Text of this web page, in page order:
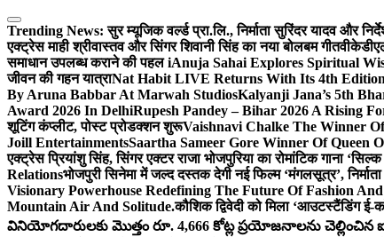
Skip
to
content
Trending News: सुर म्यूजिक वर्ल्ड प्रा.लि., निर्माता सुरिंदर यादव और
एक्ट्रेस माही श्रीवास्तव और सिंगर शिवानी सिंह का नया बोलबम गीत
समाधान उपलब्ध कराने की पहल iAnuja Sahai Explores Spiritual
जीवन की गहन यात्राNat Habit LIVE Returns With Its 4th
By Aruna Babbar At Marwah StudiosKalyanji Jana’s 5th
Award 2026 In DelhiRupesh Pandey – Bihar 2026 A Rising
शूटिंग कंप्लीट, पोस्ट प्रोडक्शन शुरूVaishnavi Chalke The Winner
Joill EntertainmentsSaartha Sameer Gore Winner Of Queen
एक्ट्रेस प्रियांशु सिंह, सिंगर एक्टर राजा भोजपुरिया का रोमांटिक गाना
Relationsभोजपुरी सिनेमा में जल्द दस्तक देगी नई फिल्म ‘मंगलसूत्र’,
Visionary Powerhouse Redefining The Future Of Fashion
Mountain Air And Solitude.कौशिक द्विवेदी को मिला ‘आउटस्टैंडिंग
వినియోగదారులకు మొత్తం రూ. 4,666 కోట్ల ప్రయోజనాలను చెల్లించిన